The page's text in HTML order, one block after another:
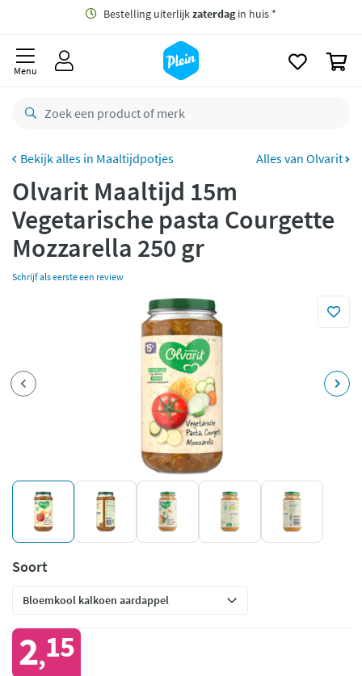
Gratis bezorging vanaf 35,- *
Bestelling uiterlijkzaterdag
retourneren
CO2 neutraal
Betaal met Klarna
Menu
Maaltijdpotjes Alles van Olvarit
Olvarit Maaltijd 15m
Vegetarische pasta Courgette
Mozzarella 250 gr
Schrijf als eerste een review
Soort
2,15